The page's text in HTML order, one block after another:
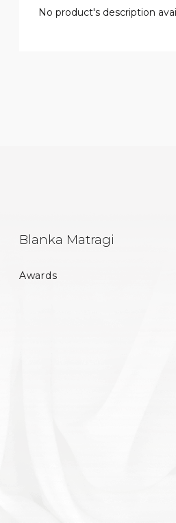
No product's description
Blanka Matragi
Awards